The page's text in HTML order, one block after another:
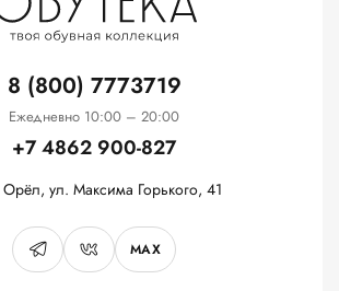
8 (800) 7773719
Ежедневно 10:00 – 20:00
+7 4862 900-827
Орёл, ул. Максима Горького, 41
MAX